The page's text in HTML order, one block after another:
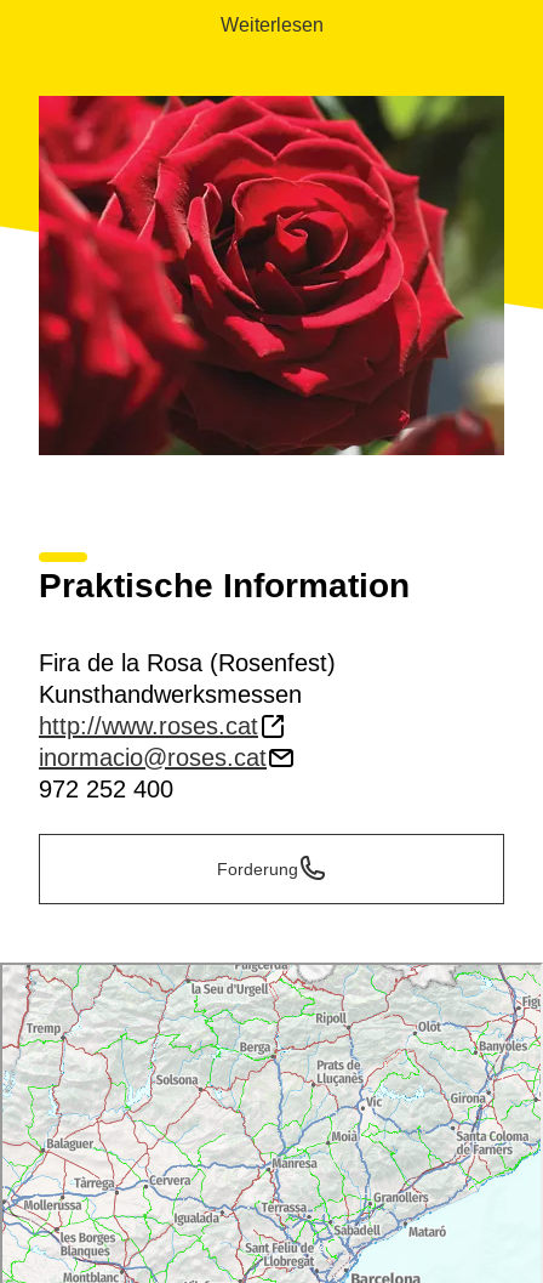
Weiterlesen
Praktische Information
Fira de la Rosa (Rosenfest)
Kunsthandwerksmessen
http://www.roses.cat
inormacio@roses.cat
972 252 400
Forderung